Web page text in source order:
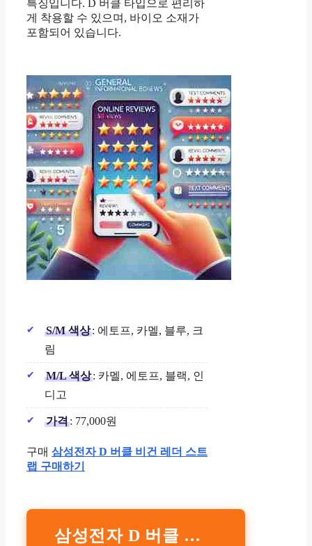
특징입니다. D 버클 타입으로 편리하
게 착용할 수 있으며, 바이오 소재가
포함되어 있습니다.
S/M 색상: 에토프, 카멜, 블루, 크
림
M/L 색상: 카멜, 에토프, 블랙, 인
디고
가격: 77,000원
구매 삼성전자 D 버클 비건 레더 스트
랩 구매하기
삼성전자 D 버클 비건 레더 스트랩 구매하기